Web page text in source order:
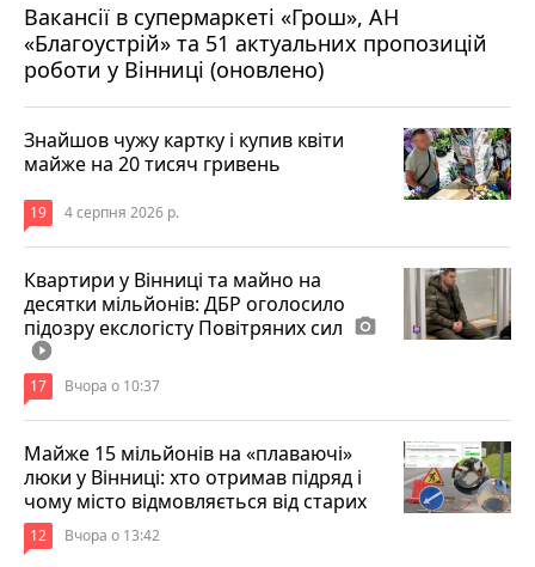
Вакансії в супермаркеті «Грош», АН
«Благоустрій» та 51 актуальних пропозицій
роботи у Вінниці (оновлено)
4 серпня 2026 р.
Знайшов чужу картку і купив квіти
майже на 20 тисяч гривень
19 4 серпня 2026 р.
Квартири у Вінниці та майно на
десятки мільйонів: ДБР оголосило
підозру екслогісту Повітряних сил photo_camera
play_circle_filled
17 Вчора о 10:37
Майже 15 мільйонів на «плаваючі»
люки у Вінниці: хто отримав підряд і
чому місто відмовляється від старих
12 Вчора о 13:42